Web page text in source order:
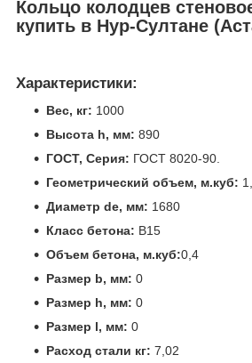
Кольцо колодцев
купить в Нур-Султане
Характеристики:
Вес, кг: 1000
Высота h, мм: 890
ГОСТ, Серия: ГОСТ 8020-90.
Геометрический объем, м.куб:
Диаметр de, мм: 1680
Класс бетона: В15
Объем бетона, м.куб:0,4
Размер b, мм: 0
Размер h, мм: 0
Размер l, мм: 0
Расход стали кг: 7,02